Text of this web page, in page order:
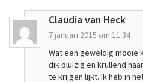
Claudia van Heck
7 januari 2015 om 11:34
Wat een geweldig mooie
dik pluizig en krullend
te krijgen lijkt. Ik heb in